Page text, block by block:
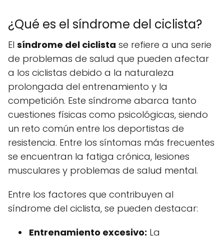
¿Qué es el síndrome del ciclista?
El síndrome del ciclista se refiere a una serie
de problemas de salud que pueden afectar
a los ciclistas debido a la naturaleza
prolongada del entrenamiento y la
competición. Este síndrome abarca tanto
cuestiones físicas como psicológicas, siendo
un reto común entre los deportistas de
resistencia. Entre los síntomas más frecuentes
se encuentran la fatiga crónica, lesiones
musculares y problemas de salud mental.
Entre los factores que contribuyen al
síndrome del ciclista, se pueden destacar:
Entrenamiento excesivo: La